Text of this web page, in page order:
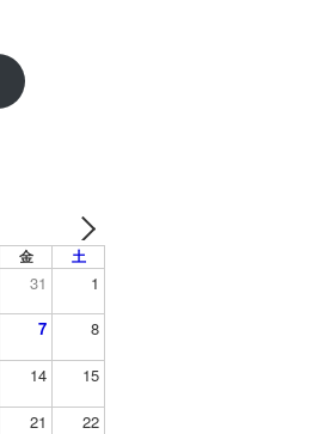
金 土
31 1
7 8
14 15
21 22